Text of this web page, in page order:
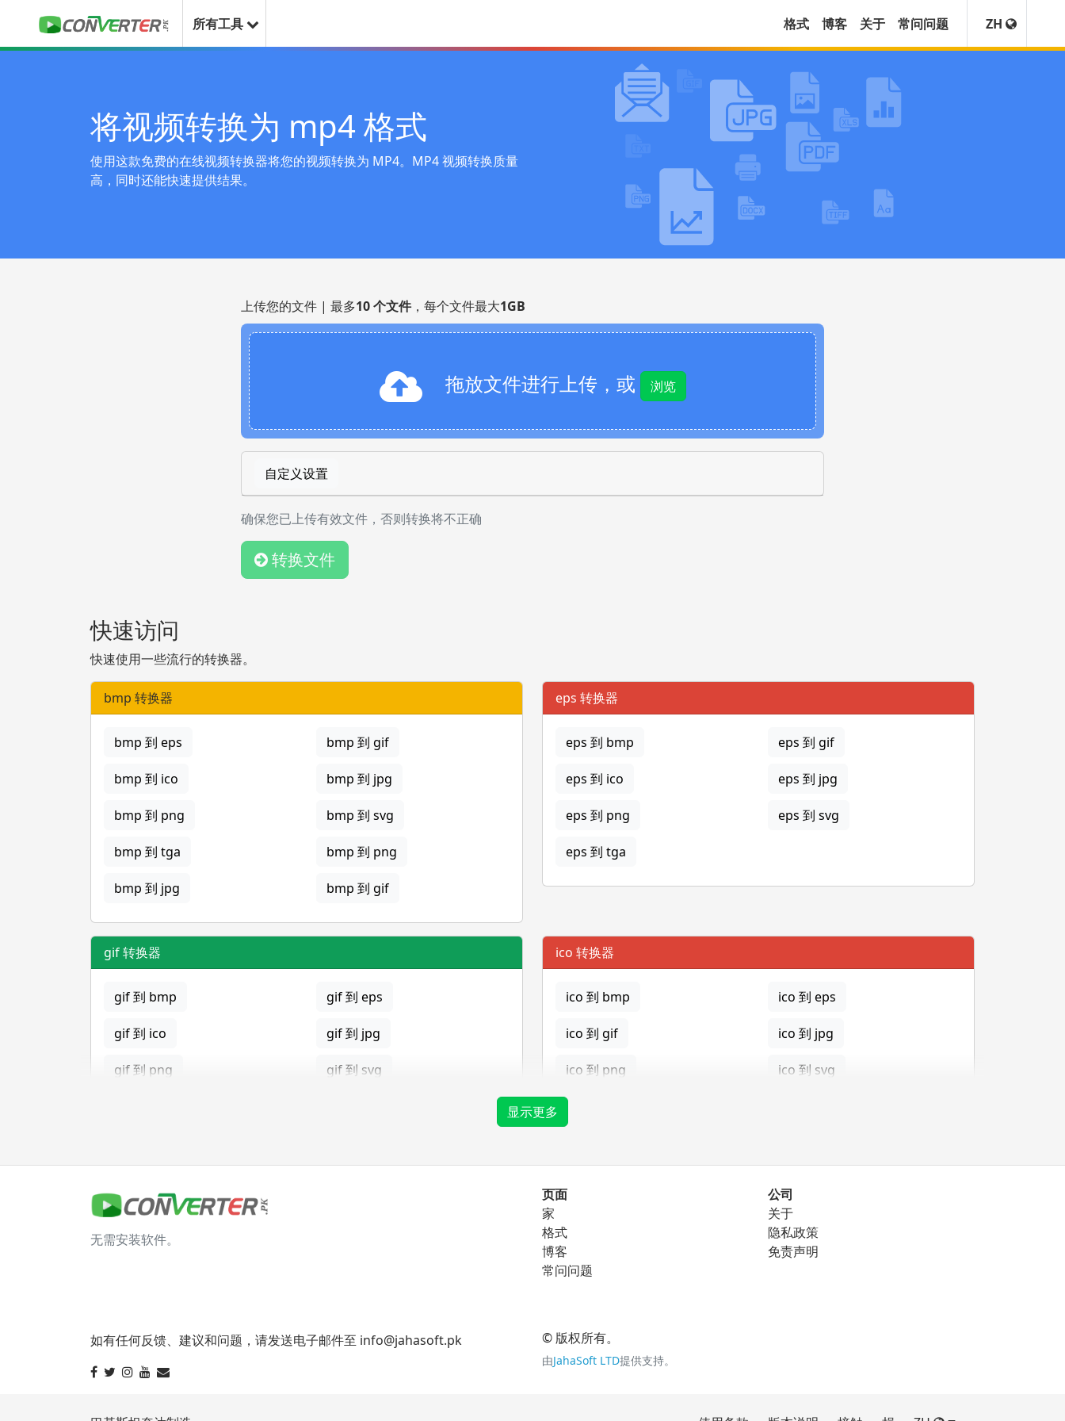
所有工具 格式 博客 关于 常问问题 ZH
将视频转换为 mp4 格式
使用这款免费的在线视频转换器将您的视频转换为 MP4。MP4 视频转换质量
高，同时还能快速提供结果。
上传您的文件 | 最多10 个文件，每个文件最大1GB
拖放文件进行上传，或 浏览
自定义设置
确保您已上传有效文件，否则转换将不正确
转换文件
快速访问
快速使用一些流行的转换器。
bmp 转换器
bmp 到 eps bmp 到 gif
bmp 到 ico bmp 到 jpg
bmp 到 png bmp 到 svg
bmp 到 tga bmp 到 png
bmp 到 jpg bmp 到 gif
eps 转换器
eps 到 bmp eps 到 gif
eps 到 ico eps 到 jpg
eps 到 png eps 到 svg
eps 到 tga
gif 转换器
gif 到 bmp gif 到 eps
gif 到 ico gif 到 jpg
gif 到 png gif 到 svg
ico 转换器
ico 到 bmp ico 到 eps
ico 到 gif ico 到 jpg
ico 到 png ico 到 svg
ico 到 tga
jpg 转换器
jpg 到 bmp
jpg 到 gif
png 转换器
png 到 eps
png 到 gif png 到 ico
显示更多
无需安装软件。
页面
家
格式
博客
常问问题
公司
关于
隐私政策
免责声明
如有任何反馈、建议和问题，请发送电子邮件至 info@jahasoft.pk © 版权所有。
由JahaSoft LTD提供支持。